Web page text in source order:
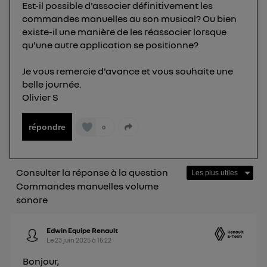
Est-il possible d'associer définitivement les
commandes manuelles au son musical? Ou bien
existe-il une manière de les réassocier lorsque
qu'une autre application se positionne?
Je vous remercie d'avance et vous souhaite une
belle journée.
Olivier S
répondre 0
Consulter la réponse à la question
Commandes manuelles volume
sonore
Edwin Equipe Renault
Le 23 juin 2025à15:22
Bonjour,
Pour uneconnexion foyer(ex : Wi-Fi), la personnalisation sera basée
sur la navigation des membres du foyer ayant consentis.
Pour uneconnexion mobile , la personnalisation sera basée
uniquement sur la navigation de l'utilisateur du mobile.
Vous pouvez à tout moment retirer ce
consentement surle portail d’Utiq("
") ou via la page « gérer Utiq » en bas de ce site.
Pour plus d'informations, veuillez consulter
Politique d'information sur les données
personnelles d'Utiq